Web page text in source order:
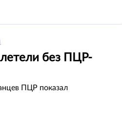
без ПЦР-
ПЦР показал